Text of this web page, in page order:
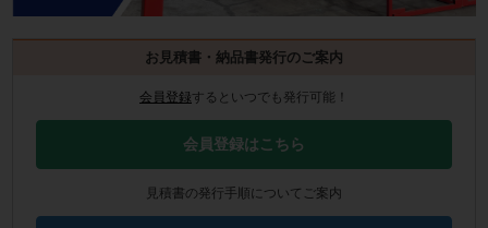
お見積書・納品書発行のご案内
会員登録するといつでも発行可能！
会員登録はこちら
見積書の発行手順についてご案内